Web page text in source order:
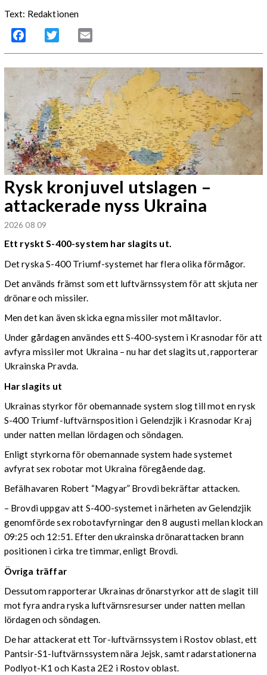
Text: Redaktionen
Facebook Twitter
Rysk kronjuvel utslagen –
attackerade nyss Ukraina
2026 08 09
Ett ryskt S-400-system har slagits ut.
Det ryska S-400 Triumf-systemet har flera olika förmågor.
Det används främst som ett luftvärnssystem för att skjuta ner
drönare och missiler.
Men det kan även skicka egna missiler mot måltavlor.
Under gårdagen användes ett S-400-system i Krasnodar för att
avfyra missiler mot Ukraina – nu har det slagits ut, rapporterar
Ukrainska Pravda.
Har slagits ut
Ukrainas styrkor för obemannade system slog till mot en rysk
S-400 Triumf-luftvärnsposition i Gelendzjik i Krasnodar Kraj
under natten mellan lördagen och söndagen.
Enligt styrkorna för obemannade system hade systemet
avfyrat sex robotar mot Ukraina föregående dag.
Befälhavaren Robert “Magyar” Brovdi bekräftar attacken.
– Brovdi uppgav att S-400-systemet i närheten av Gelendzjik
genomförde sex robotavfyrningar den 8 augusti mellan klockan
09:25 och 12:51. Efter den ukrainska drönarattacken brann
positionen i cirka tre timmar, enligt Brovdi.
Övriga träffar
Dessutom rapporterar Ukrainas drönarstyrkor att de slagit till
mot fyra andra ryska luftvärnsresurser under natten mellan
lördagen och söndagen.
De har attackerat ett Tor-luftvärnssystem i Rostov oblast, ett
Pantsir-S1-luftvärnssystem nära Jejsk, samt radarstationerna
Podlyot-K1 och Kasta 2E2 i Rostov oblast.